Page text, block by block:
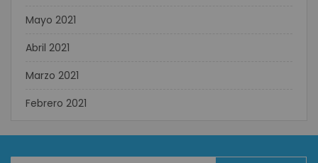
Mayo 2021
Abril 2021
Marzo 2021
Febrero 2021